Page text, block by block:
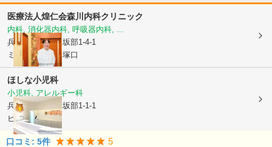
医療法人煌仁会森川内科クリニック
内科, 消化器内科, 呼吸器内科, ...
兵庫県尼崎市上坂部1-4-1
ミリオンタウン塚口
ほしな小児科
小児科, アレルギー科
兵庫県尼崎市
上坂部1-1-1
ビエラ塚口3階
口コミ: 5件 5